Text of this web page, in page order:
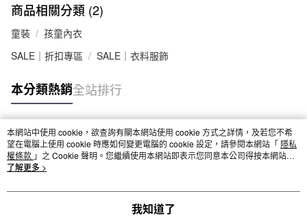
每筆NT$65，滿NT$1,000(含以上)免運費
每筆NT$65，滿NT$1,000(含以上)免運費
每筆NT$150，滿NT$2,000(含以上)免運費
無印良品門市自取
免運費
商品相關分類 (2)
童裝
孩童內衣
SALE｜折扣專區
SALE｜衣料服飾
本分類熱銷全站排行
熱門標籤
本網站中使用 cookie，欲查詢有關本網站使用 cookie 方式之詳情，及若您不希
望在電腦上使用 cookie 時應如何變更電腦的 cookie 設定，請參閱本網站「 隱私
權條款 」之 Cookie 聲明。您繼續使用本網站即表示您同意本公司得按本網站使
用條款之 Cookie 聲明使用 cookie。
了解更多 >
我知道了